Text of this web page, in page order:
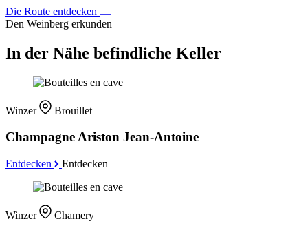
Die Route entdecken
Den Weinberg erkunden
In der Nähe befindliche Keller
Winzer Brouillet
Champagne Ariston Jean-Antoine
Entdecken Entdecken
Winzer Chamery